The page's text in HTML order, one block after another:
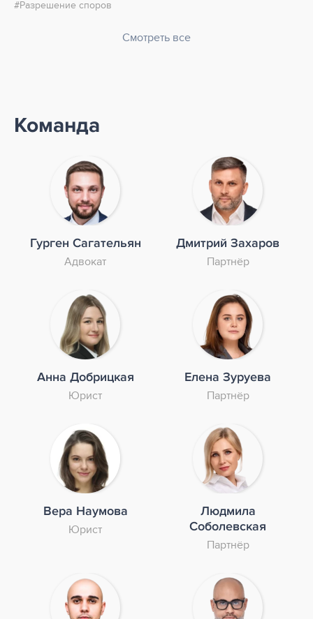
Разрешение споров
Смотреть все
Команда
Гурген Сагательян
Адвокат
Дмитрий Захаров
Партнёр
Анна Добрицкая
Юрист
Елена Зуруева
Партнёр
Вера Наумова
Юрист
Людмила
Соболевская
Партнёр